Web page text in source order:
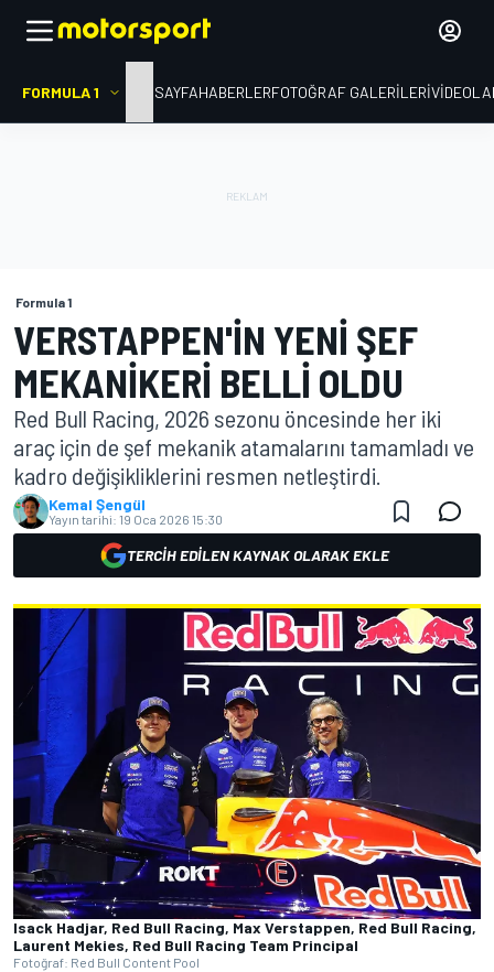
FORMULA 1 ANA SAYFAHABERLERFOTOĞRAF GALERILERI
Formula 1
VERSTAPPEN'IN YENI ŞEF
MEKANIKERI BELLI OLDU
Red Bull Racing, 2026 sezonu öncesinde her iki
araç için de şef mekanik atamalarını tamamladı ve
kadro değişikliklerini resmen netleştirdi.
Kemal Şengül
Yayın tarihi: 19 Oca 2026 15:30
TERCIH EDILEN KAYNAK OLARAK EKLE
Isack Hadjar, Red Bull Racing, Max Verstappen, Red Bull Racing,
Laurent Mekies, Red Bull Racing Team Principal
Fotoğraf: Red Bull Content Pool